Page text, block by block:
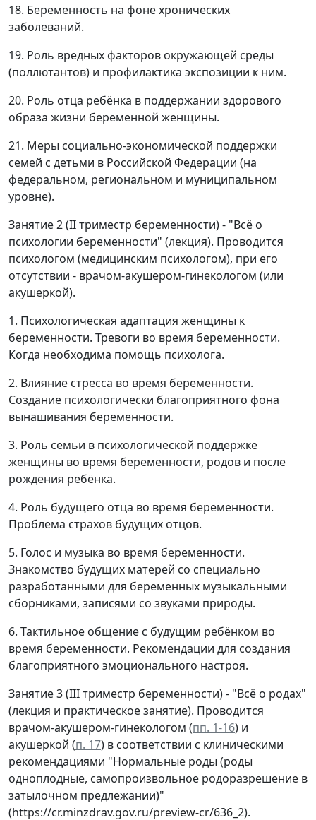
18. Беременность на фоне хронических
заболеваний.
19. Роль вредных факторов окружающей среды
(поллютантов) и профилактика экспозиции к ним.
20. Роль отца ребёнка в поддержании здорового
образа жизни беременной женщины.
21. Меры социально-экономической поддержки
семей с детьми в Российской Федерации (на
федеральном, региональном и муниципальном
уровне).
Занятие 2 (II триместр беременности) - "Всё о
психологии беременности" (лекция). Проводится
психологом (медицинским психологом), при его
отсутствии - врачом-акушером-гинекологом (или
акушеркой).
1. Психологическая адаптация женщины к
беременности. Тревоги во время беременности.
Когда необходима помощь психолога.
2. Влияние стресса во время беременности.
Создание психологически благоприятного фона
вынашивания беременности.
3. Роль семьи в психологической поддержке
женщины во время беременности, родов и после
рождения ребёнка.
4. Роль будущего отца во время беременности.
Проблема страхов будущих отцов.
5. Голос и музыка во время беременности.
Знакомство будущих матерей со специально
разработанными для беременных музыкальными
сборниками, записями со звуками природы.
6. Тактильное общение с будущим ребёнком во
время беременности. Рекомендации для создания
благоприятного эмоционального настроя.
Занятие 3 (III триместр беременности) - "Всё о родах"
(лекция и практическое занятие). Проводится
врачом-акушером-гинекологом (пп. 1-16) и
акушеркой (п. 17) в соответствии с клиническими
рекомендациями "Нормальные роды (роды
одноплодные, самопроизвольное родоразрешение в
затылочном предлежании)"
(https://cr.minzdrav.gov.ru/preview-cr/636_2).